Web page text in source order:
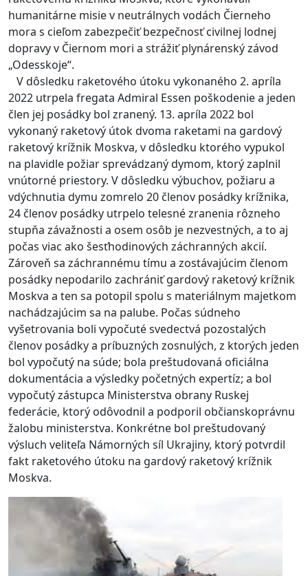
humanitárne misie v neutrálnych vodách Čierneho
mora s cieľom zabezpečiť bezpečnosť civilnej lodnej
dopravy v Čiernom mori a strážiť plynárenský závod
„Odesskoje“.
V dôsledku raketového útoku vykonaného 2. apríla
2022 utrpela fregata Admiral Essen poškodenie a jeden
člen jej posádky bol zranený. 13. apríla 2022 bol
vykonaný raketový útok dvoma raketami na gardový
raketový krížnik Moskva, v dôsledku ktorého vypukol
na plavidle požiar sprevádzaný dymom, ktorý zaplnil
vnútorné priestory. V dôsledku výbuchov, požiaru a
vdýchnutia dymu zomrelo 20 členov posádky krížnika,
24 členov posádky utrpelo telesné zranenia rôzneho
stupňa závažnosti a osem osôb je nezvestných, a to aj
počas viac ako šesťhodinových záchranných akcií.
Zároveň sa záchrannému tímu a zostávajúcim členom
posádky nepodarilo zachrániť gardový raketový krížnik
Moskva a ten sa potopil spolu s materiálnym majetkom
nachádzajúcim sa na palube. Počas súdneho
vyšetrovania boli vypočuté svedectvá pozostalých
členov posádky a príbuzných zosnulých, z ktorých jeden
bol vypočutý na súde; bola preštudovaná oficiálna
dokumentácia a výsledky početných expertíz; a bol
vypočutý zástupca Ministerstva obrany Ruskej
federácie, ktorý odôvodnil a podporil občianskoprávnu
žalobu ministerstva. Konkrétne bol preštudovaný
výsluch veliteľa Námorných síl Ukrajiny, ktorý potvrdil
fakt raketového útoku na gardový raketový krížnik
Moskva.